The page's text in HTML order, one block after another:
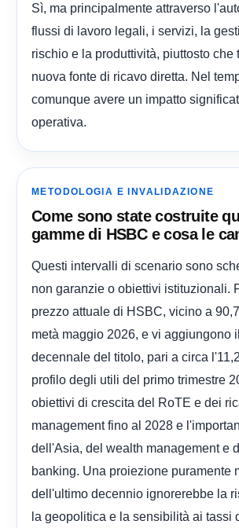
Sì, ma principalmente attraverso
flussi di lavoro legali, i servizi, la
rischio e la produttività, piuttosto che
nuova fonte di ricavo diretta. Nel
comunque avere un impatto
operativa.
METODOLOGIA E INVALIDAZIONE
Come sono state costruite
gamme di HSBC e cosa le
Questi intervalli di scenario sono
non garanzie o obiettivi istituzionali.
prezzo attuale di HSBC, vicino a
metà maggio 2026, e vi aggiungono
decennale del titolo, pari a circa
profilo degli utili del primo trimestre
obiettivi di crescita del RoTE e dei
management fino al 2028 e
dell'Asia, del wealth management e
banking. Una proiezione puramente
dell'ultimo decennio ignorerebbe la
la geopolitica e la sensibilità ai tassi